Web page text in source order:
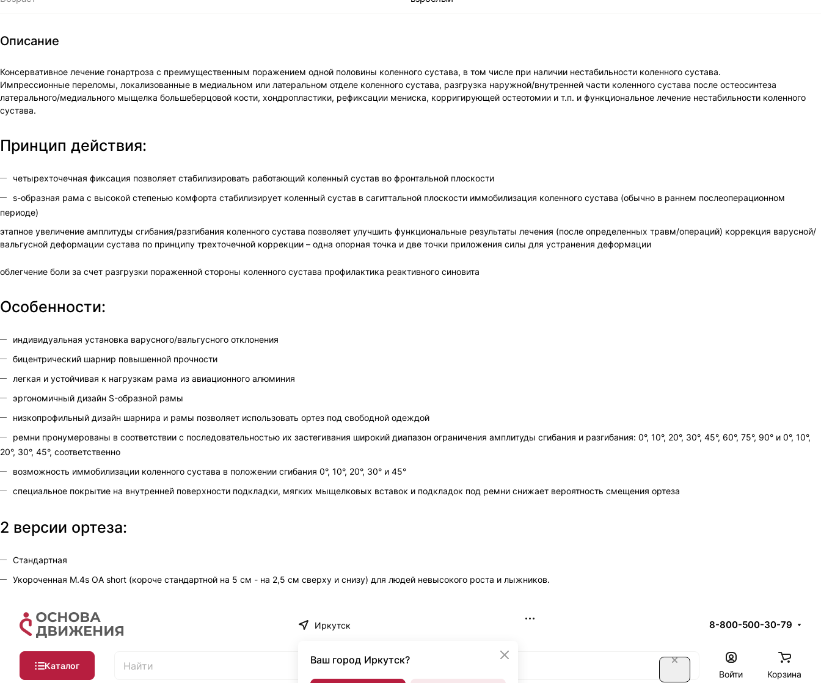
Описание
Консервативное лечение гонартроза с преимущественным поражением одной половины коленного сустава, в том числе при наличии нестабильности коленного сустава.
Импрессионные переломы, локализованные в медиальном или латеральном отделе коленного сустава, разгрузка наружной/внутренней части коленного сустава после остеосинтеза
латерального/медиального мыщелка большеберцовой кости, хондропластики, рефиксации мениска, корригирующей остеотомии и т.п. и функциональное лечение нестабильности коленного
сустава.
Принцип действия:
четырехточечная фиксация позволяет стабилизировать работающий коленный сустав во фронтальной плоскости
s-образная рама с высокой степенью комфорта стабилизирует коленный сустав в сагиттальной плоскости иммобилизация коленного сустава (обычно в раннем послеоперационном
периоде)
этапное увеличение амплитуды сгибания/разгибания коленного сустава позволяет улучшить функциональные результаты лечения (после определенных травм/операций) коррекция варусной/
вальгусной деформации сустава по принципу трехточечной коррекции – одна опорная точка и две точки приложения силы для устранения деформации
облегчение боли за счет разгрузки пораженной стороны коленного сустава профилактика реактивного синовита
Особенности:
индивидуальная установка варусного/вальгусного отклонения
бицентрический шарнир повышенной прочности
легкая и устойчивая к нагрузкам рама из авиационного алюминия
эргономичный дизайн S-образной рамы
низкопрофильный дизайн шарнира и рамы позволяет использовать ортез под свободной одеждой
ремни пронумерованы в соответствии с последовательностью их застегивания широкий диапазон ограничения амплитуды сгибания и разгибания: 0°, 10°, 20°, 30°, 45°, 60°, 75°, 90° и 0°, 10°,
20°, 30°, 45°, соответственно
возможность иммобилизации коленного сустава в положении сгибания 0°, 10°, 20°, 30° и 45°
специальное покрытие на внутренней поверхности подкладки, мягких мыщелковых вставок и подкладок под ремни снижает вероятность смещения ортеза
2 версии ортеза:
Стандартная
Укороченная M.4s OA short (короче стандартной на 5 см - на 2,5 см сверху и снизу) для людей невысокого роста и лыжников.
Иркутск
Ваш город Иркутск?
8-800-500-30-79
Каталог
Войти Корзина